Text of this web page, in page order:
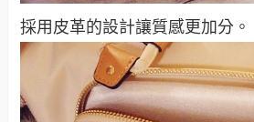
採用皮革的設計讓質感更加分。